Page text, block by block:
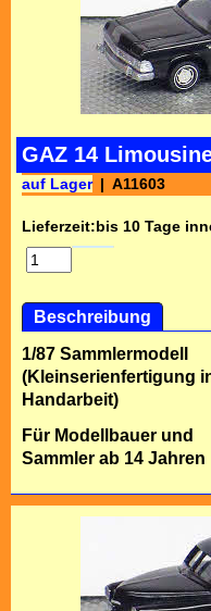
GAZ 14
auf Lager A11603
Lieferzeit:bis 10 Tage
Beschreibung
1/87 Sammlermodell
(Kleinserienfertigung
Handarbeit)
Für Modellbauer und
Sammler ab 14 Jahren